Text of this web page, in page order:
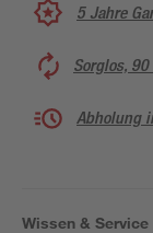
5 Jahre
Sorglos,
Abholung
Wissen & Service